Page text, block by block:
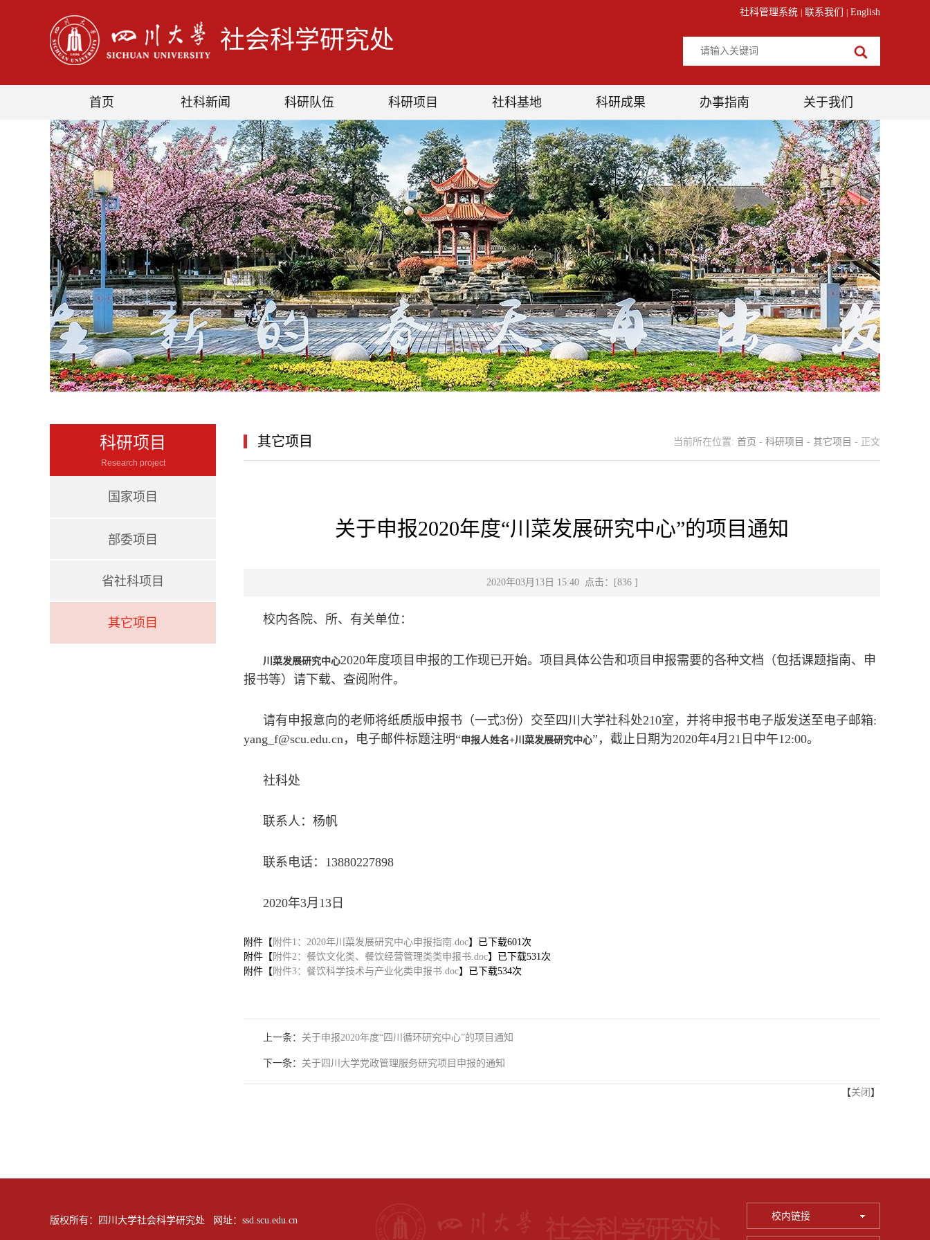
社会科学研究处
社科管理系统 联系我们 English
首页 社科新闻 科研队伍 科研项目 社科基地 科研成果 办事指南 关于我们
科研项目
Research project
国家项目
部委项目
省社科项目
其它项目
其它项目 当前所在位置: 首页 - 科研项目 - 其它项目 - 正文
关于申报2020年度“川菜发展研究中心”的项目通知
2020年03月13日 15:40 点击：[836 ]
校内各院、所、有关单位：
川菜发展研究中心2020年度项目申报的工作现已开始。项目具体公告和项目申报需要的各种文档（包括课题指南、申
报书等）请下载、查阅附件。
请有申报意向的老师将纸质版申报书（一式3份）交至四川大学社科处210室，并将申报书电子版发送至电子邮箱:
yang_f@scu.edu.cn，电子邮件标题注明“申报人姓名+川菜发展研究中心”，截止日期为2020年4月21日中午12:00。
社科处
联系人：杨帆
联系电话：13880227898
2020年3月13日
附件【 附件1：2020年川菜发展研究中心申报指南.doc】已下载601次
附件【 附件2：餐饮文化类、餐饮经营管理类类申报书.doc】已下载531次
附件【 附件3：餐饮科学技术与产业化类申报书.doc】已下载534次
上一条： 关于申报2020年度“四川循环研究中心”的项目通知
下一条： 关于四川大学党政管理服务研究项目申报的通知
【关闭 】
版权所有：四川大学社会科学研究处 网址：ssd.scu.edu.cn 校内链接